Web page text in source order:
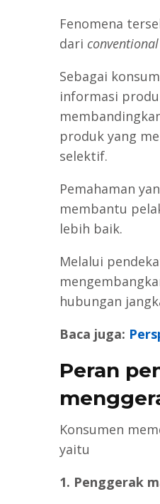
Fenomena
dari
Sebagai
informasi
produk yang
selektif.
Pemahaman
membantu
lebih baik.
Melalui
hubungan
Baca juga:
Peran
Konsumen
yaitu
1. Penggerak